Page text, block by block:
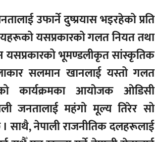
उफार्ने दुष्प्रयास भइरहेको प्रति
यसप्रकारको गलत नियत तथा
यसप्रकारको भूमण्डलीकृत सांस्कृतिक
सलमान खानलाई यस्तो गलत
कार्यक्रमका आयोजक ओडिसी
जनतालाई महंगो मूल्य तिरेर सो
। साथै, नेपाली राजनीतिक दलहरूलाई